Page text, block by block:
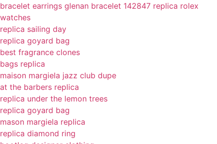
bracelet earrings glenan bracelet 142847 replica rolex
watches
replica sailing day
replica goyard bag
best fragrance clones
bags replica
maison margiela jazz club dupe
at the barbers replica
replica under the lemon trees
replica goyard bag
mason margiela replica
replica diamond ring